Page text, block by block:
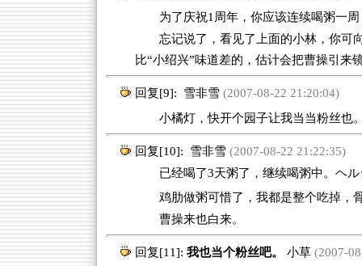
为了庆祝1周年，你应该连续喝粥一周
忘记说了，看见了上面的小林，你可
比“小绍兴”味道差的，估计会把曹操引来
回复[9]: 雪非雪(2007-08-22 21:20:04)
小橘灯，快开个园子让我当当粉丝也
回复[10]: 雪非雪(2007-08-22 21:22:35)
已经喝了3天粥了，继续喝粥中。ヘル
鸡肋做粥可惜了，我都是整个吃掉，
曹操来也白来。
回复[11]: 我也当个粉丝吧。 小草(2007-